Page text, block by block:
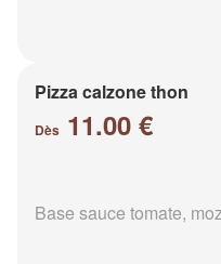
Pizza calzone thon
Dès 11.00 €
Base sauce tomate,